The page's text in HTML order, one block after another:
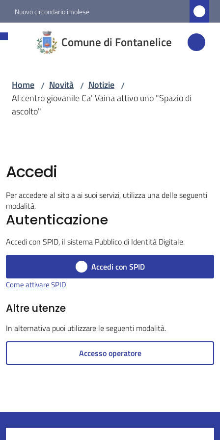
Vai al contenuto
Vai alla navigazione
Vai al footer
Nuovo circondario imolese
Comune di Fontanelice
Fontanelice
Amministrazione
Fontanelice
on-
line
gli
Home / Novità / Notizie /
Al centro giovanile Ca' Vaina attivo uno "Spazio di
ascolto"
Accedi
Per accedere al sito a ai suoi servizi, utilizza una delle seguenti
modalità.
Autenticazione
Accedi con SPID, il sistema Pubblico di Identità Digitale.
Accedi con SPID
Come attivare SPID
Altre utenze
In alternativa puoi utilizzare le seguenti modalità.
Accesso operatore